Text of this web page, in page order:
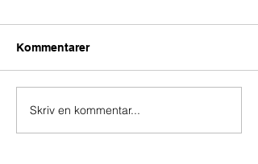
Kommentarer
Skriv en kommentar...